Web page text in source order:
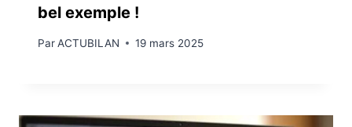
bel exemple !
ParACTUBILAN 19 mars 2025